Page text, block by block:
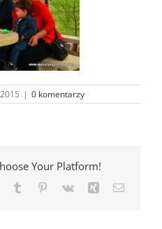
| 0 komentarzy
Your Platform!
Tumblr Pinterest
Vk Xing Email